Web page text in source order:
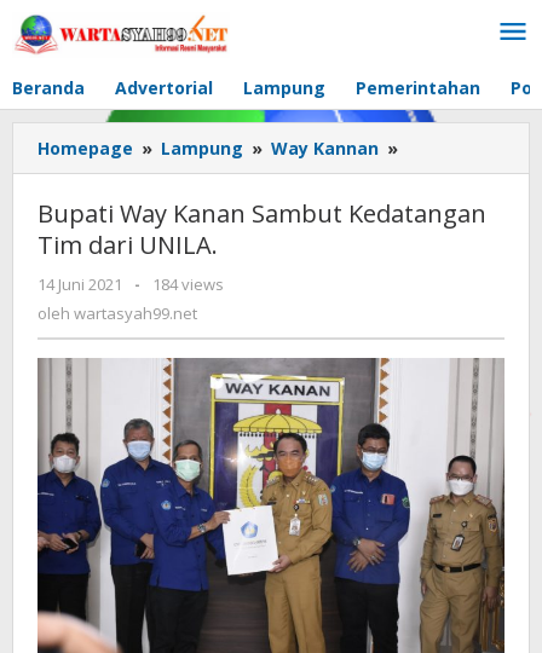
Lewati
ke
Beranda
Advertorial Lampung Pemerintahan
Homepage » Lampung » Way Kannan »
Way
Sambut
Bupati Way Kanan Sambut Kedatangan
Tim dari UNILA.
14 Juni 2021
oleh
wartasyah99.net
-
184 views
oleh wartasyah99.net